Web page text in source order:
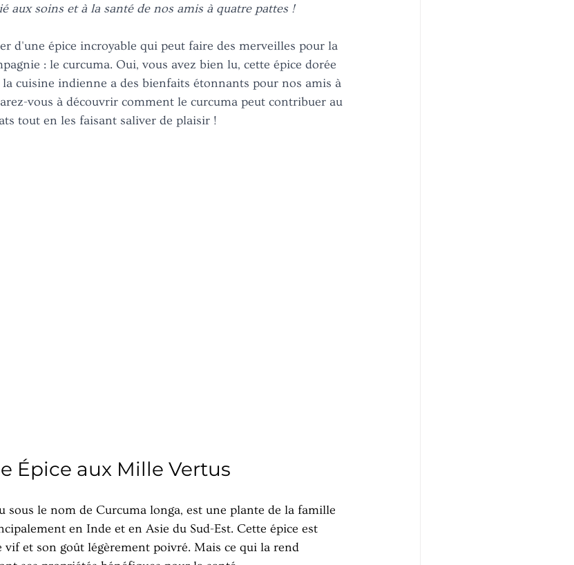
aux soins et à la santé de nos amis à quatre pattes !
d'une épice incroyable qui peut faire des merveilles pour la
: le curcuma. Oui, vous avez bien lu, cette épice dorée
cuisine indienne a des bienfaits étonnants pour nos amis à
vous à découvrir comment le curcuma peut contribuer au
tout en les faisant saliver de plaisir !
Épice aux Mille Vertus
sous le nom de Curcuma longa, est une plante de la famille
en Inde et en Asie du Sud-Est. Cette épice est
vif et son goût légèrement poivré. Mais ce qui la rend